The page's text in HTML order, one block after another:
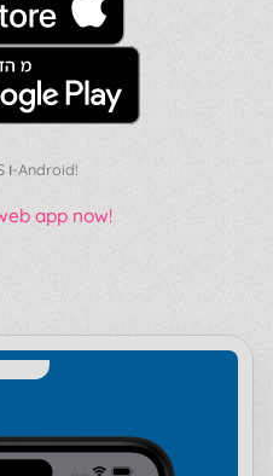
זמין ב-iOS ו-Android!
app now!